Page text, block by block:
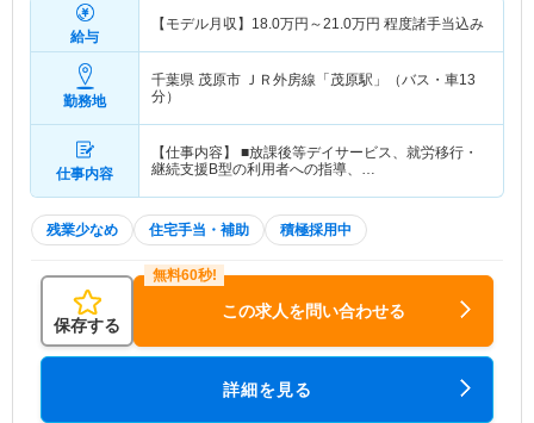
給与
【モデル月収】 18.0万円～21.0万円 程度諸手当込み
勤務地
千葉県 茂原市
ＪＲ外房線「茂原駅」（バス・車13
分）
仕事内容
【仕事内容】 ■放課後等デイサービス、就労移行・
継続支援B型の利用者への指導、…
残業少なめ 住宅手当・補助 積極採用中
保存する
この求人を問い合わせる
詳細を見る